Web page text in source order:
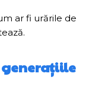
ar fi urările de
generațiile